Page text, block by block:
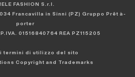
FASHION S.r.l.
Francavilla in Sinni (PZ) Gruppo Prêt à-
porter
01516840764 REA PZ115205
termini di utilizzo del sito
Copyright and Trademarks